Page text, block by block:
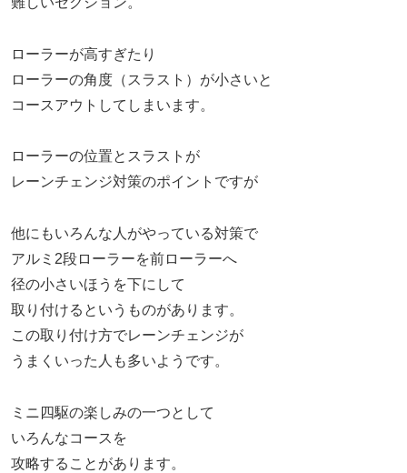
ローラーが高すぎたり
ローラーの角度（スラスト）が小さいと
コースアウトしてしまいます。
ローラーの位置とスラストが
レーンチェンジ対策のポイントですが
他にもいろんな人がやっている対策で
アルミ2段ローラーを前ローラーへ
径の小さいほうを下にして
取り付けるというものがあります。
この取り付け方でレーンチェンジが
うまくいった人も多いようです。
ミニ四駆の楽しみの一つとして
いろんなコースを
攻略することがあります。